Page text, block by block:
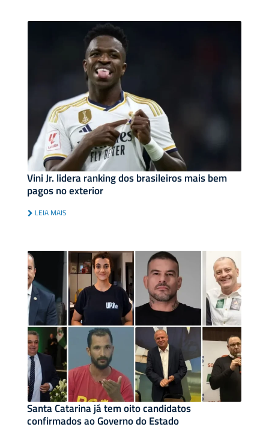
Vini Jr. lidera ranking dos brasileiros mais bem
pagos no exterior
LEIA MAIS
Santa Catarina já tem oito candidatos
confirmados ao Governo do Estado